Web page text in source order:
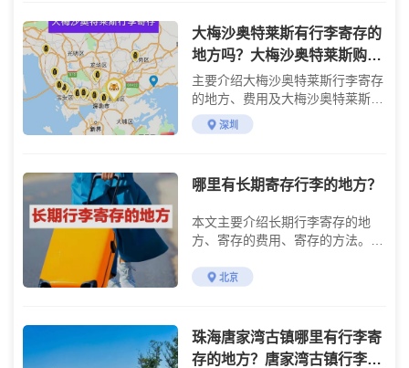
大梅沙奥特莱斯有行李寄存的
地方吗？大梅沙奥特莱斯购物
攻略
主要介绍大梅沙奥特莱斯行李寄存
的地方、费用及大梅沙奥特莱斯购
物攻略
深圳
哪里有长期寄存行李的地方？
本文主要介绍长期行李寄存的地
方、寄存的费用、寄存的方法。解
北京
珠海唐家湾古镇哪里有行李寄
存的地方？唐家湾古镇行李寄